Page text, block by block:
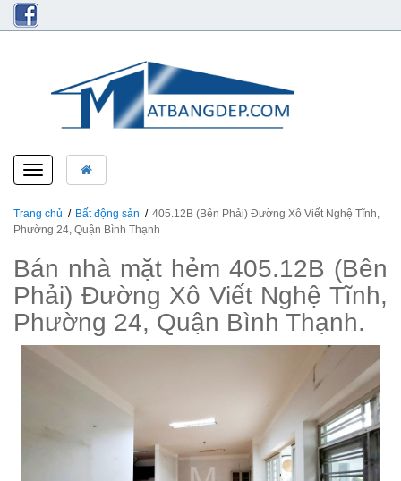
Toggle
navigation
Trang chủ Bất động sản
405.12B (Bên Phải) Đường Xô Viết Nghệ Tĩnh,
Phường 24, Quận Bình Thạnh
Bán nhà mặt hẻm 405.12B (Bên
Phải) Đường Xô Viết Nghệ Tĩnh,
Phường 24, Quận Bình Thạnh.